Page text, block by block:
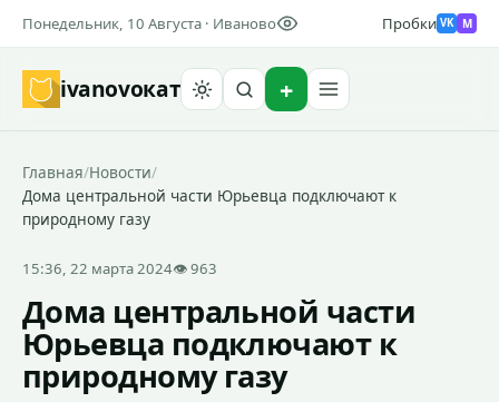
Понедельник, 10 Августа · Иваново Пробки VK M
ivanovoкат
Главная/Новости/
Дома центральной части Юрьевца подключают к
природному газу
15:36, 22 марта 2024👁 963
Дома центральной части
Юрьевца подключают к
природному газу